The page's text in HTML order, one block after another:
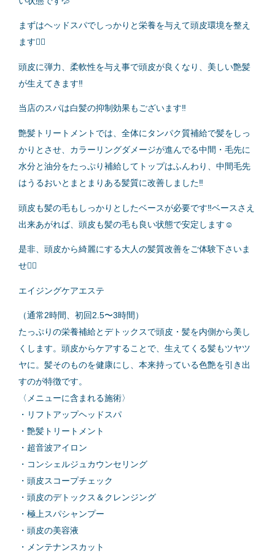
まずはヘッドスパでしっかりと栄養を与えて頭皮環境を整え
ます💆‍♀️
頭皮に弾力、柔軟性を与え事で頭皮が良くなり、美しい艶髪
が生えてきます‼️
当店のスパは白髪の抑制効果もございます‼️
艶髪トリートメントでは、全体にタンパク質補給で髪をしっ
かりとさせ、カラーリングダメージが進んでる中間・毛先に
水分と油分をたっぷり補給してトップはふんわり、中間毛先
はうるおいとまとまりある髪質に改善しました‼️
頭皮も髪の毛もしっかりとしたベースが必要です‼️ベースさえ
出来あがれば、頭皮も髪の毛も良い状態で安定します☺️
是非、頭皮から綺麗にする大人の髪質改善をご体験下さいま
せ💁‍♂️
エイジングケアエステ
（通常2時間、初回2.5〜3時間）
たっぷりの栄養補給とデトックスで頭皮・髪を内側から美し
くします。頭皮からケアすることで、生えてくる髪もツヤツ
ヤに。髪そのものを健康にし、本来持っている色艶を引き出
すのが特徴です。
〈メニューに含まれる施術〉
・リフトアップヘッドスパ
・艶髪トリートメント
・超音波アイロン
・コンシェルジュカウンセリング
・頭皮スコープチェック
・頭皮のデトックス＆クレンジング
・極上スパシャンプー
・頭皮の美容液
・メンテナンスカット